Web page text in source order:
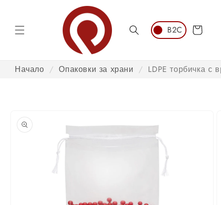
Количка
Начало / Опаковки за храни / LDPE торбичка с
информация
за продукта